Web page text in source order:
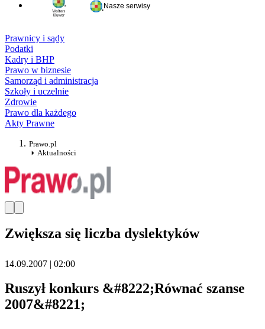
Nasze serwisy
Prawnicy i sądy
Podatki
Kadry i BHP
Prawo w biznesie
Samorząd i administracja
Szkoły i uczelnie
Zdrowie
Prawo dla każdego
Akty Prawne
Prawo.pl
Aktualności
Zwiększa się liczba dyslektyków
14.09.2007 | 02:00
Ruszył konkurs &#8222;Równać szanse
2007&#8221;